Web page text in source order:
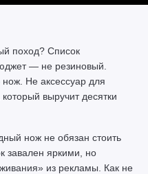
поход? Список
— не резиновый.
Не аксессуар для
выручит десятки
нож не обязан стоить
завален яркими, но
из рекламы. Как не